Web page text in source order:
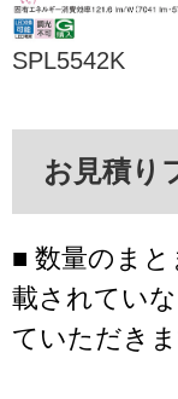
SPL5542K
お見積り
■ 数量のま
載されてい
ていただきま